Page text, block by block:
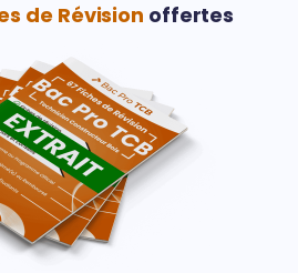
de Révision offertes